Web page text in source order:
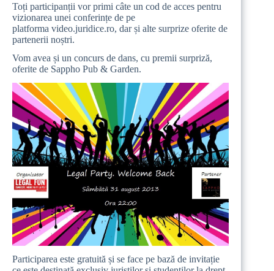
Toți participanții vor primi câte un cod de acces pentru
vizionarea unei conferințe de pe
platforma video.juridice.ro, dar și alte surprize oferite de
partenerii noștri.
Vom avea și un concurs de dans, cu premii surpriză,
oferite de Sappho Pub & Garden.
Participarea este gratuită și se face pe bază de invitație